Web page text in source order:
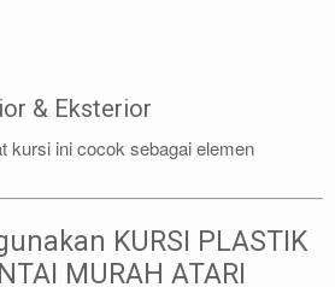
& Eksterior
kursi ini cocok sebagai elemen
KURSI PLASTIK
MURAH ATARI